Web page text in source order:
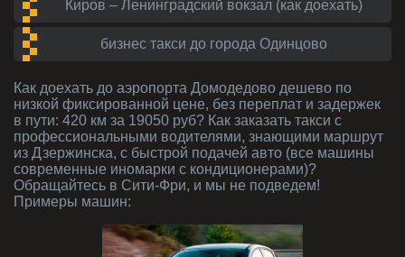
Киров – Ленинградский вокзал (как доехать)
бизнес такси до города Одинцово
Как доехать до аэропорта Домодедово дешево по
низкой фиксированной цене, без переплат и задержек
в пути: 420 км за 19050 руб? Как заказать такси с
профессиональными водителями, знающими маршрут
из Дзержинска, с быстрой подачей авто (все машины
современные иномарки с кондиционерами)?
Обращайтесь в Сити-Фри, и мы не подведем!
Примеры машин: